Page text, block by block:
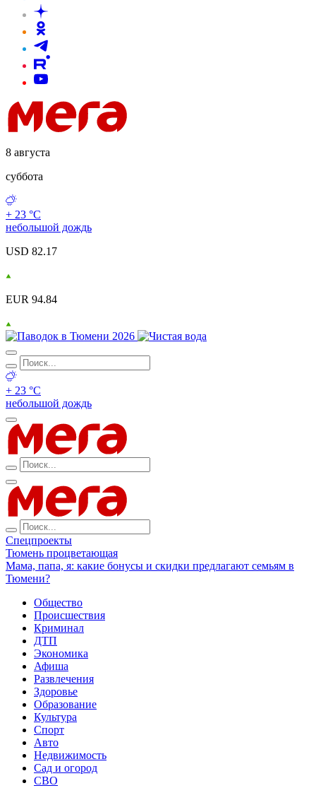
8 августа
суббота
+ 23 °С
небольшой дождь
USD 82.17
EUR 94.84
+ 23 °С
небольшой дождь
Спецпроекты
Тюмень процветающая
Мама, папа, я: какие бонусы и скидки предлагают семьям в
Тюмени?
Общество
Происшествия
Криминал
ДТП
Экономика
Афиша
Развлечения
Здоровье
Образование
Культура
Спорт
Авто
Недвижимость
Сад и огород
СВО